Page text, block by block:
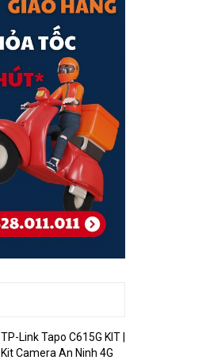
TP-Link Tapo C615G KIT |
Kit Camera An Ninh 4G